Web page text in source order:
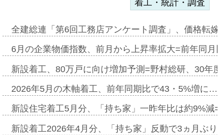
着工・統計・調査
全建総連「第6回工務店アンケート調査」、価格転
6月の企業物価指数、前月から上昇率拡大=前年同
新設着工、80万戸に向け増加予測=野村総研、30年
2026年5月の木軸着工、前年同期比で43・5%増に…
新設住宅着工5月分、「持ち家」一昨年比は約9%
新設着工2026年4月分、「持ち家」反動で3ヵ月ぶ